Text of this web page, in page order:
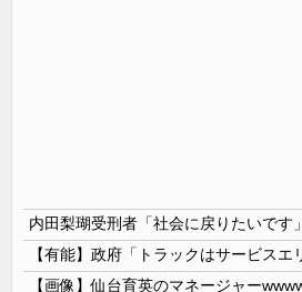
内田梨瑚受刑者「社会に戻りたいです」